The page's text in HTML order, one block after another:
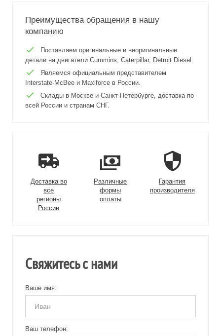
Преимущества обращения в нашу
компанию
Поставляем оригинальные и неоригинальные
детали на двигатели Cummins, Caterpillar, Detroit Diesel.
Являемся официальным представителем
Interstate-McBee и Maxiforce в России.
Склады в Москве и Санкт-Петербурге, доставка по
всей России и странам СНГ.
Доставка во
все
регионы
России
Различные
формы
оплаты
Гарантия
производителя
Свяжитесь с нами
Ваше имя:
Ваш телефон: